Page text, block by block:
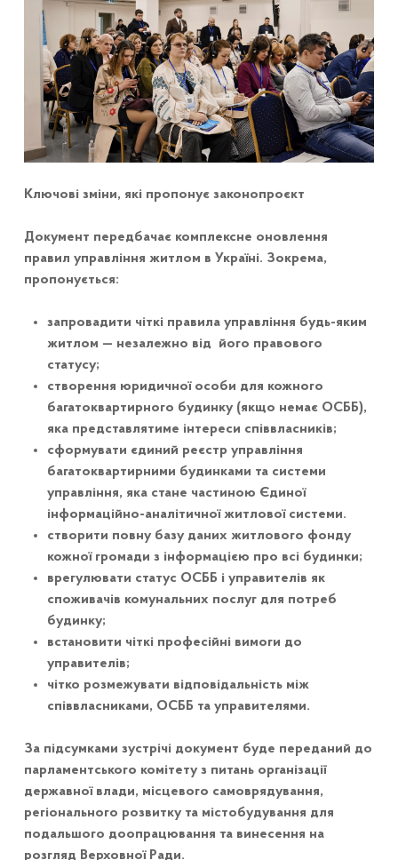
Ключові зміни, які пропонує законопроєкт
Документ передбачає комплексне оновлення
правил управління житлом в Україні. Зокрема,
пропонується:
запровадити чіткі правила управління будь-яким
житлом — незалежно від його правового
статусу;
створення юридичної особи для кожного
багатоквартирного будинку (якщо немає ОСББ),
яка представлятиме інтереси співвласників;
сформувати єдиний реєстр управління
багатоквартирними будинками та системи
управління, яка стане частиною Єдиної
інформаційно-аналітичної житлової системи.
створити повну базу даних житлового фонду
кожної громади з інформацією про всі будинки;
врегулювати статус ОСББ і управителів як
споживачів комунальних послуг для потреб
будинку;
встановити чіткі професійні вимоги до
управителів;
чітко розмежувати відповідальність між
співвласниками, ОСББ та управителями.
За підсумками зустрічі документ буде переданий до
парламентського комітету з питань організації
державної влади, місцевого самоврядування,
регіонального розвитку та містобудування для
подальшого доопрацювання та винесення на
розгляд Верховної Ради.